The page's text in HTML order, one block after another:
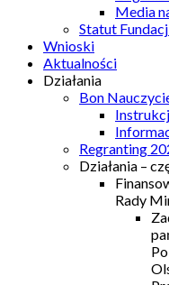
Media
Statut
Wnioski
Aktualności
Działania
Bon
Regranting
Działania –
Rady